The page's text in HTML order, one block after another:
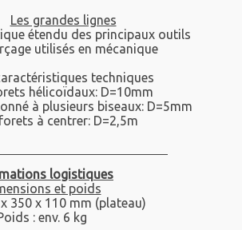
Les grandes lignes
étendu des principaux outils
utilisés en mécanique
techniques
hélicoïdaux: D=10mm
à plusieurs biseaux: D=5mm
à centrer: D=2,5m
logistiques
et poids
350 x 110 mm (plateau)
: env. 6 kg